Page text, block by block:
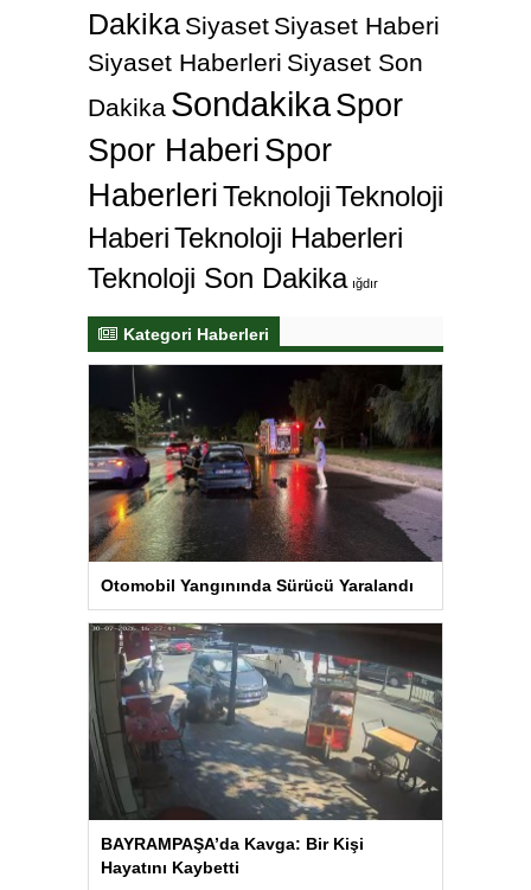
Dakika Siyaset Siyaset Haberi
Siyaset Haberleri Siyaset Son
Dakika SondakikaSpor
Spor Haberi Spor
HaberleriTeknolojiTeknoloji
HaberiTeknoloji Haberleri
Teknoloji Son Dakika ığdır
Kategori Haberleri
Otomobil Yangınında Sürücü Yaralandı
BAYRAMPAŞA’da Kavga: Bir Kişi
Hayatını Kaybetti